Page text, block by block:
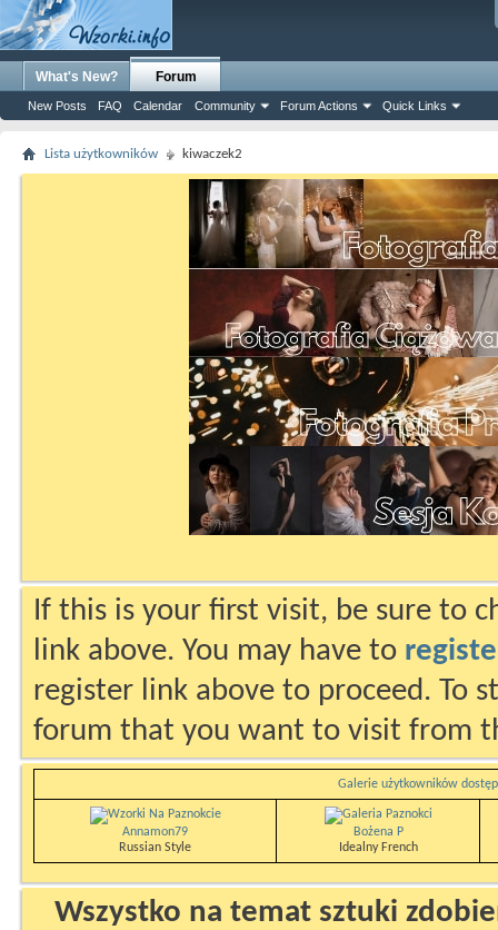
What's New? Forum
New Posts FAQ Calendar Community Forum Actions Quick Links
Lista użytkowników kiwaczek2
If this is your first visit, be sure to
link above. You may have to
register link above to proceed. To
forum that you want to visit from
Galerie użytkowników
Annamon79
Russian Style
Bożena P
Idealny French
Wszystko na temat sztuki